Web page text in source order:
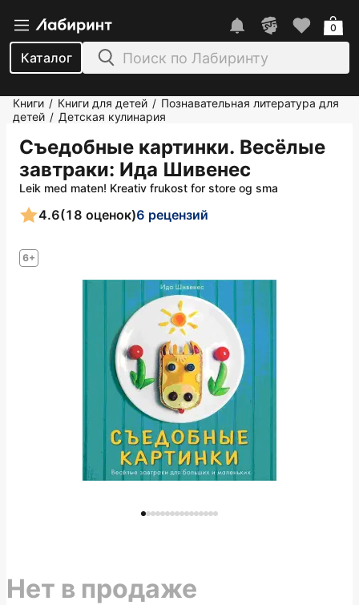
Каталог
0
Книги / Книги для детей / Познавательная литература для
детей / Детская кулинария
Съедобные картинки. Весёлые
завтраки: Ида Шивенес
Leik med maten! Kreativ frukost for store og sma
6+
4.6(18 оценок)6 рецензий
Нет в продаже